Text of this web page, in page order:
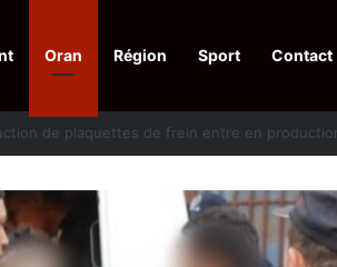
Oran Région Sport Contact
à une action collective